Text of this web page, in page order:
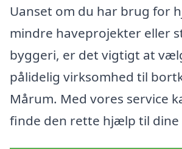
Uanset om du har brug for
mindre haveprojekter eller
byggeri, er det vigtigt at
pålidelig virksomhed til
Mårum. Med vores service
finde den rette hjælp til dine